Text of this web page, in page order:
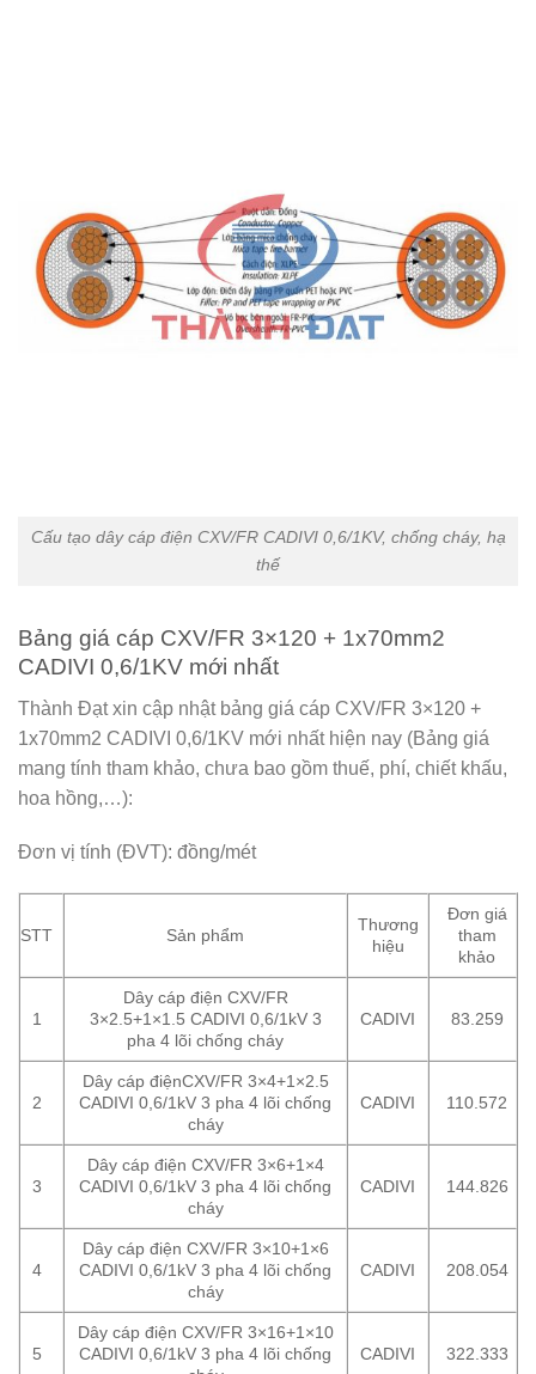
Cấu tạo dây cáp điện CXV/FR CADIVI 0,6/1KV, chống cháy, hạ
thế
Bảng giá cáp CXV/FR 3×120 + 1x70mm2
CADIVI 0,6/1KV mới nhất
Thành Đạt xin cập nhật bảng giá cáp CXV/FR 3×120 +
1x70mm2 CADIVI 0,6/1KV mới nhất hiện nay (Bảng giá
mang tính tham khảo, chưa bao gồm thuế, phí, chiết khấu,
hoa hồng,…):
Đơn vị tính (ĐVT): đồng/mét
STT Sản phẩm
Thương
hiệu
Đơn giá
tham
khảo
1
Dây cáp điện CXV/FR
3×2.5+1×1.5 CADIVI 0,6/1kV 3
pha 4 lõi chống cháy
CADIVI 83.259
2
Dây cáp điệnCXV/FR 3×4+1×2.5
CADIVI 0,6/1kV 3 pha 4 lõi chống
cháy
CADIVI 110.572
3
Dây cáp điện CXV/FR 3×6+1×4
CADIVI 0,6/1kV 3 pha 4 lõi chống
cháy
CADIVI 144.826
4
Dây cáp điện CXV/FR 3×10+1×6
CADIVI 0,6/1kV 3 pha 4 lõi chống
cháy
CADIVI 208.054
5
Dây cáp điện CXV/FR 3×16+1×10
CADIVI 0,6/1kV 3 pha 4 lõi chống
CADIVI 322.333